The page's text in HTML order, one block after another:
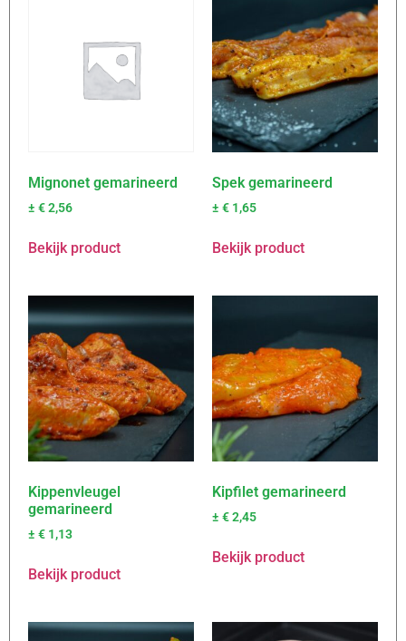
Mignonet gemarineerd
± €2,56
Bekijk product
Spek gemarineerd
± € 1,65
Bekijk product
Kippenvleugel
gemarineerd
± € 1,13
Bekijk product
Kipfilet gemarineerd
± €2,45
Bekijk product